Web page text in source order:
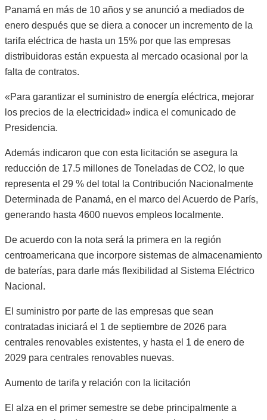
Panamá en más de 10 años y se anunció a mediados de
enero después que se diera a conocer un incremento de la
tarifa eléctrica de hasta un 15% por que las empresas
distribuidoras están expuesta al mercado ocasional por la
falta de contratos.
«Para garantizar el suministro de energía eléctrica, mejorar
los precios de la electricidad» indica el comunicado de
Presidencia.
Además indicaron que con esta licitación se asegura la
reducción de 17.5 millones de Toneladas de CO2, lo que
representa el 29 % del total la Contribución Nacionalmente
Determinada de Panamá, en el marco del Acuerdo de París,
generando hasta 4600 nuevos empleos localmente.
De acuerdo con la nota será la primera en la región
centroamericana que incorpore sistemas de almacenamiento
de baterías, para darle más flexibilidad al Sistema Eléctrico
Nacional.
El suministro por parte de las empresas que sean
contratadas iniciará el 1 de septiembre de 2026 para
centrales renovables existentes, y hasta el 1 de enero de
2029 para centrales renovables nuevas.
Aumento de tarifa y relación con la licitación
El alza en el primer semestre se debe principalmente a